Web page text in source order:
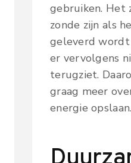
gebruiken. Het
zonde zijn als
geleverd wordt
er vervolgens
terugziet.
graag meer
energie opslaan.